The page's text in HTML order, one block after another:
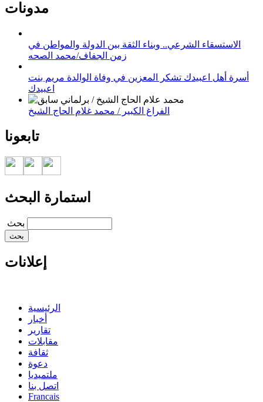
مدونات
الاستسقاء الشرعي.. وبناء الثقة بين الدولة والمواطن في
زمن الجفاف/محمد الصحه
أسرة أهل اعبيدك تشكر المعزين في وفاة الوالدة مريم بنت
اعبيدك
الفراغ الكبير / محمد غلام الحاج الشيخ
تابعونا
استمارة البحث
‏بحث ‏
إعلانات
الرئيسية
أخبار
تقارير
مقابلات
ثقافة
دعوة
ملتميديا
اتصل بنا
Francais